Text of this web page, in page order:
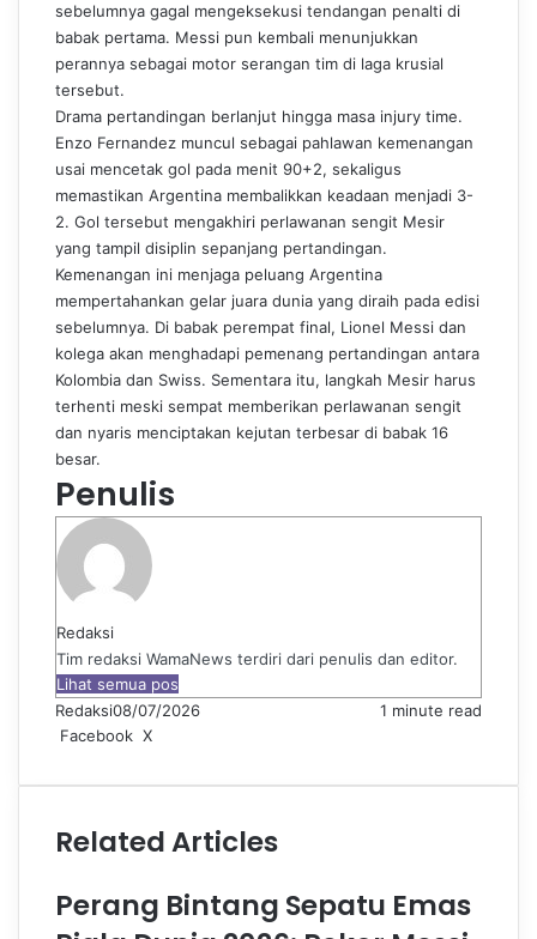
sebelumnya gagal mengeksekusi tendangan penalti di
babak pertama. Messi pun kembali menunjukkan
perannya sebagai motor serangan tim di laga krusial
tersebut.
Drama pertandingan berlanjut hingga masa injury time.
Enzo Fernandez muncul sebagai pahlawan kemenangan
usai mencetak gol pada menit 90+2, sekaligus
memastikan Argentina membalikkan keadaan menjadi 3-
2. Gol tersebut mengakhiri perlawanan sengit Mesir
yang tampil disiplin sepanjang pertandingan.
Kemenangan ini menjaga peluang Argentina
mempertahankan gelar juara dunia yang diraih pada edisi
sebelumnya. Di babak perempat final, Lionel Messi dan
kolega akan menghadapi pemenang pertandingan antara
Kolombia dan Swiss. Sementara itu, langkah Mesir harus
terhenti meski sempat memberikan perlawanan sengit
dan nyaris menciptakan kejutan terbesar di babak 16
besar.
Penulis
Redaksi
Tim redaksi WamaNews terdiri dari penulis dan editor.
Lihat semua pos
Redaksi08/07/2026
1 minute read
Facebook X
Email
Related Articles
Perang Bintang Sepatu Emas